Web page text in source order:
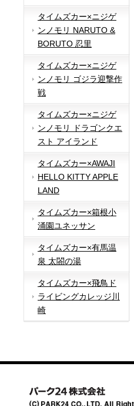
タイムズカー×ニジゲ
ンノモリ NARUTO &
BORUTO 忍里
タイムズカー×ニジゲ
ンノモリ ゴジラ迎撃作
戦
タイムズカー×ニジゲ
ンノモリ ドラゴンクエ
スト アイランド
タイムズカー×AWAJI
HELLO KITTY APPLE
LAND
タイムズカー×箱根小
涌園ユネッサン
タイムズカー×有馬温
泉 太閤の湯
タイムズカー×飛鳥ド
ライビングカレッジ川
崎